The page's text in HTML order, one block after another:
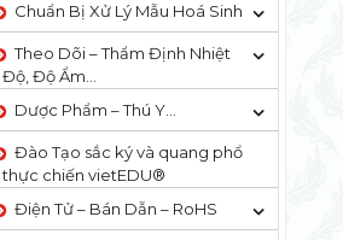
Chuẩn Bị Xử Lý Mẫu Hoá Sinh
Theo Dõi – Thẩm Định Nhiệt
Độ, Độ Ẩm…
Dược Phẩm – Thú Y…
Đào Tạo sắc ký và quang phổ
thực chiến vietEDU®
Điện Tử – Bán Dẫn – RoHS